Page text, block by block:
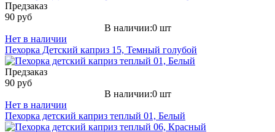
Предзаказ
90 руб
В наличии:0 шт
Нет в наличии
Пехорка Детский каприз 15, Темный голубой
Предзаказ
90 руб
В наличии:0 шт
Нет в наличии
Пехорка детский каприз теплый 01, Белый